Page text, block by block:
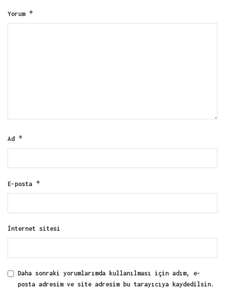
Yorum *
Ad *
E-posta *
İnternet sitesi
Daha sonraki yorumlarımda kullanılması için adım, e-
posta adresim ve site adresim bu tarayıcıya kaydedilsin.